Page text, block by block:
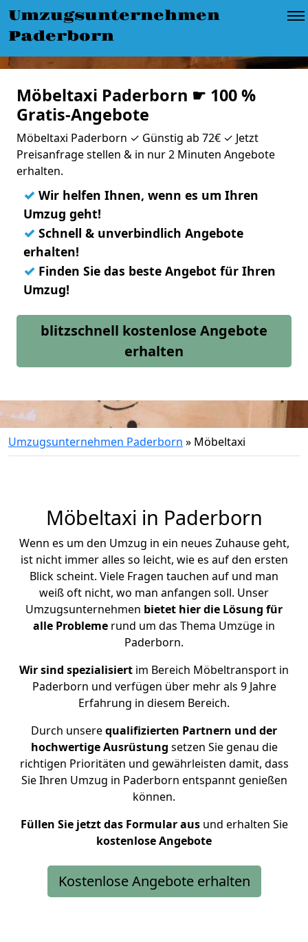
Umzugsunternehmen
Paderborn
Möbeltaxi Paderborn ☛ 100 %
Gratis-Angebote
Möbeltaxi Paderborn ✓ Günstig ab 72€ ✓ Jetzt
Preisanfrage stellen & in nur 2 Minuten Angebote
erhalten.
✓ Wir helfen Ihnen, wenn es um Ihren
Umzug geht!
✓ Schnell & unverbindlich Angebote
erhalten!
✓ Finden Sie das beste Angebot für Ihren
Umzug!
blitzschnell kostenlose Angebote
erhalten
Umzugsunternehmen Paderborn » Möbeltaxi
Möbeltaxi in Paderborn
Wenn es um den Umzug in ein neues Zuhause geht,
ist nicht immer alles so leicht, wie es auf den ersten
Blick scheint. Viele Fragen tauchen auf und man
weiß oft nicht, wo man anfangen soll. Unser
Umzugsunternehmen bietet hier die Lösung für
alle Probleme rund um das Thema Umzüge in
Paderborn.
Wir sind spezialisiert im Bereich Möbeltransport in
Paderborn und verfügen über mehr als 9 Jahre
Erfahrung in diesem Bereich.
Durch unserequalifizierten Partnern und der
hochwertige Ausrüstung setzen Sie genau die
richtigen Prioritäten und gewährleisten damit, dass
Sie Ihren Umzug in Paderborn entspannt genießen
können.
Füllen Sie jetzt das Formular ausund erhalten Sie
kostenloseAngebote
Kostenlose Angebote erhalten